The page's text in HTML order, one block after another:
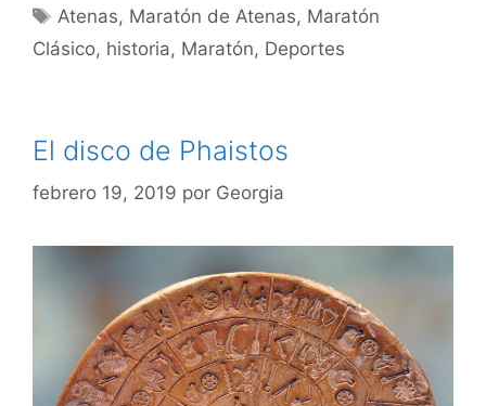
Etiquetas
Atenas, Maratón de Atenas, Maratón
Clásico, historia, Maratón, Deportes
El disco de Phaistos
febrero 19, 2019 por Georgia